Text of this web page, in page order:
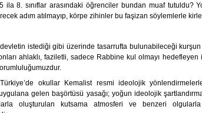
ila 8. sınıflar arasındaki öğrenciler bundan muaf tutuldu?
adım atılmayıp, körpe zihinler bu faşizan söylemlerle
devletin istediği gibi üzerinde tasarrufta bulunabileceği
ahlaklı, faziletli, sadece Rabbine kul olmayı
okullar Kemalist resmi ideolojik
gelen başörtüsü yasağı; yoğun ideolojik
oluşturulan kutsama atmosferi ve benzeri